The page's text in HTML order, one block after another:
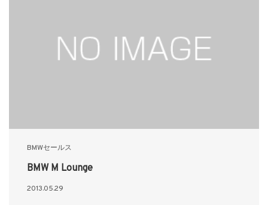
BMWセールス
BMW M Lounge
2013.05.29